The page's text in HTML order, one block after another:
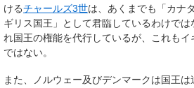
けるチャールズ3世は、あくまでも「カナ
ギリス国王」として君臨しているわけでは
れ国王の権能を代行しているが、これも
ではない。
また、ノルウェー及びデンマークは国王